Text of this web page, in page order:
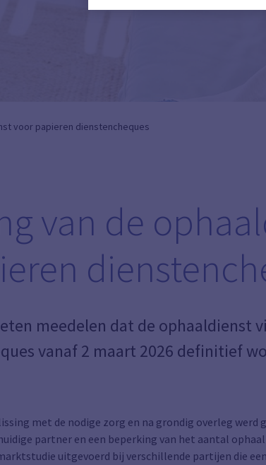
voor papieren dienstencheques
van de
meedelen dat de ophaaldienst
vanaf 2 maart 2026 definitief
met de nodige zorg en na grondig overleg werd
partner en een beperking van het aantal
uitgevoerd bij verschillende partijen die